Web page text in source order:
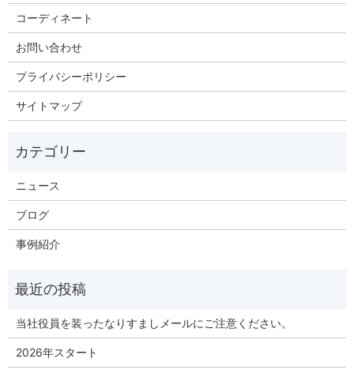
コーディネート
お問い合わせ
プライバシーポリシー
サイトマップ
ニュース
ブログ
事例紹介
当社役員を装ったなりすましメールにご注意ください。
2026年スタート